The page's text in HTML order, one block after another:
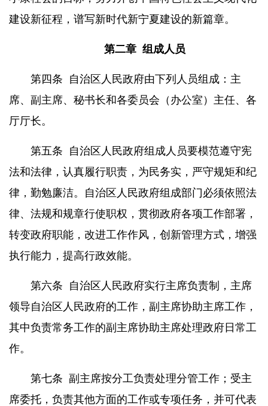
建设新征程，谱写新时代新宁夏建设的新篇章。
第二章 组成人员
第四条
自治区人民政府由下列人员组成：主
席、副主席、秘书长和各委员会（办公室）主任、各
厅厅长。
第五条
自治区人民政府组成人员要模范遵守宪
法和法律，认真履行职责，为民务实，严守规矩和纪
律，勤勉廉洁。自治区人民政府组成部门必须依照法
律、法规和规章行使职权，贯彻政府各项工作部署，
转变政府职能，改进工作作风，创新管理方式，增强
执行能力，提高行政效能。
第六条
自治区人民政府实行主席负责制，主席
领导自治区人民政府的工作，副主席协助主席工作，
其中负责常务工作的副主席协助主席处理政府日常工
作。
第七条 副主席按分工负责处理分管工作；受主
席委托，负责其他方面的工作或专项任务，并可代表